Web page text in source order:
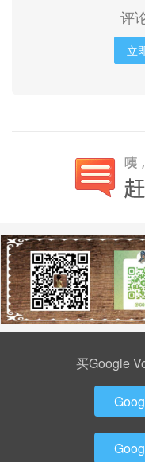
评
立
买Google